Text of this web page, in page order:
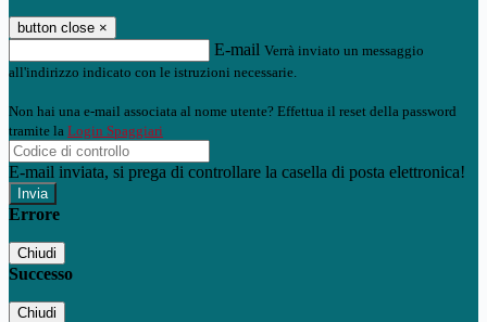
button close ×
E-mail Verrà inviato un messaggio
all'indirizzo indicato con le istruzioni necessarie.
Non hai una e-mail associata al nome utente? Effettua il reset della password
tramite la Login Spaggiari
E-mail inviata, si prega di controllare la casella di posta elettronica!
Errore
Chiudi
Successo
Chiudi